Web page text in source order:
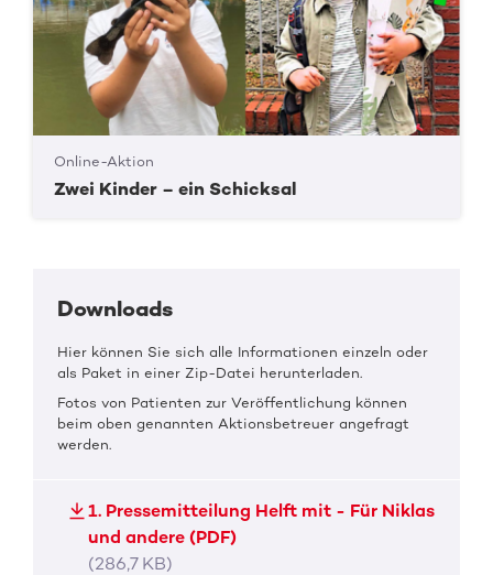
Online-Aktion
Zwei Kinder – ein Schicksal
Downloads
Hier können Sie sich alle Informationen einzeln oder
als Paket in einer Zip-Datei herunterladen.
Fotos von Patienten zur Veröffentlichung können
beim oben genannten Aktionsbetreuer angefragt
werden.
1. Pressemitteilung Helft mit - Für Niklas
und andere (PDF)
(286,7 KB)